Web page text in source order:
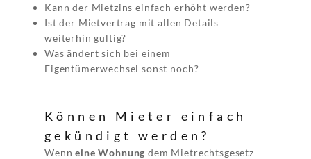
Kann der Mietzins einfach erhöht werden?
Ist der Mietvertrag mit allen Details
weiterhin gültig?
Was ändert sich bei einem
Eigentümerwechsel sonst noch?
Können Mieter einfach
gekündigt werden?
Wenneine Wohnung dem Mietrechtsgesetz